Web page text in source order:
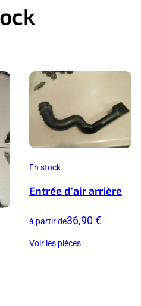
En stock
Entrée d'air arrière
à partir de36,90 €
Voir les pièces